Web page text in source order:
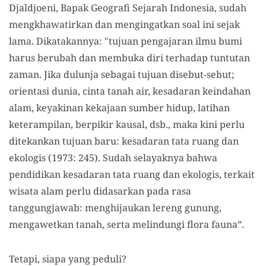
Djaldjoeni, Bapak Geografi Sejarah Indonesia, sudah
mengkhawatirkan dan mengingatkan soal ini sejak
lama. Dikatakannya: "tujuan pengajaran ilmu bumi
harus berubah dan membuka diri terhadap tuntutan
zaman. Jika dulunja sebagai tujuan disebut-sebut;
orientasi dunia, cinta tanah air, kesadaran keindahan
alam, keyakinan kekajaan sumber hidup, latihan
keterampilan, berpikir kausal, dsb., maka kini perlu
ditekankan tujuan baru: kesadaran tata ruang dan
ekologis (1973: 245). Sudah selayaknya bahwa
pendidikan kesadaran tata ruang dan ekologis, terkait
wisata alam perlu didasarkan pada rasa
tanggungjawab: menghijaukan lereng gunung,
mengawetkan tanah, serta melindungi flora fauna”.
Tetapi, siapa yang peduli?